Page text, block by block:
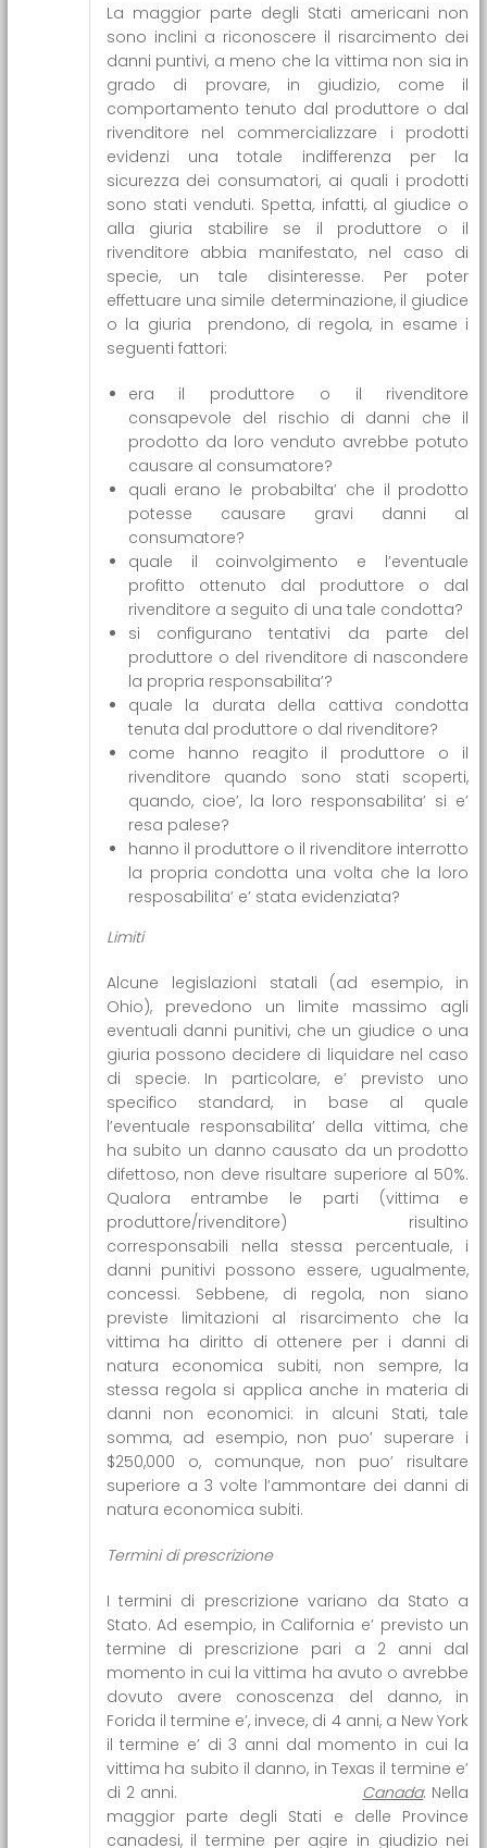
La maggior parte degli Stati americani non
sono inclini a riconoscere il risarcimento dei
danni puntivi, a meno che la vittima non sia in
grado di provare, in giudizio, come il
comportamento tenuto dal produttore o dal
rivenditore nel commercializzare i prodotti
evidenzi una totale indifferenza per la
sicurezza dei consumatori, ai quali i prodotti
sono stati venduti. Spetta, infatti, al giudice o
alla giuria stabilire se il produttore o il
rivenditore abbia manifestato, nel caso di
specie, un tale disinteresse. Per poter
effettuare una simile determinazione, il giudice
o la giuria prendono, di regola, in esame i
seguenti fattori:
era il produttore o il rivenditore
consapevole del rischio di danni che il
prodotto da loro venduto avrebbe potuto
causare al consumatore?
quali erano le probabilta’ che il prodotto
potesse causare gravi danni al
consumatore?
quale il coinvolgimento e l’eventuale
profitto ottenuto dal produttore o dal
rivenditore a seguito di una tale condotta?
si configurano tentativi da parte del
produttore o del rivenditore di nascondere
la propria responsabilita’?
quale la durata della cattiva condotta
tenuta dal produttore o dal rivenditore?
come hanno reagito il produttore o il
rivenditore quando sono stati scoperti,
quando, cioe’, la loro responsabilita’ si e’
resa palese?
hanno il produttore o il rivenditore interrotto
la propria condotta una volta che la loro
resposabilita’ e’ stata evidenziata?
Limiti
Alcune legislazioni statali (ad esempio, in
Ohio), prevedono un limite massimo agli
eventuali danni punitivi, che un giudice o una
giuria possono decidere di liquidare nel caso
di specie. In particolare, e’ previsto uno
specifico standard, in base al quale
l’eventuale responsabilita’ della vittima, che
ha subito un danno causato da un prodotto
difettoso, non deve risultare superiore al 50%.
Qualora entrambe le parti (vittima e
produttore/rivenditore) risultino
corresponsabili nella stessa percentuale, i
danni punitivi possono essere, ugualmente,
concessi. Sebbene, di regola, non siano
previste limitazioni al risarcimento che la
vittima ha diritto di ottenere per i danni di
natura economica subiti, non sempre, la
stessa regola si applica anche in materia di
danni non economici: in alcuni Stati, tale
somma, ad esempio, non puo’ superare i
$250,000 o, comunque, non puo’ risultare
superiore a 3 volte l’ammontare dei danni di
natura economica subiti.
Termini di prescrizione
I termini di prescrizione variano da Stato a
Stato. Ad esempio, in California e’ previsto un
termine di prescrizione pari a 2 anni dal
momento in cui la vittima ha avuto o avrebbe
dovuto avere conoscenza del danno, in
Forida il termine e’, invece, di 4 anni, a New York
il termine e’ di 3 anni dal momento in cui la
vittima ha subito il danno, in Texas il termine e’
di 2 anni. Canada: Nella
maggior parte degli Stati e delle Province
canadesi, il termine per agire in giudizio nei